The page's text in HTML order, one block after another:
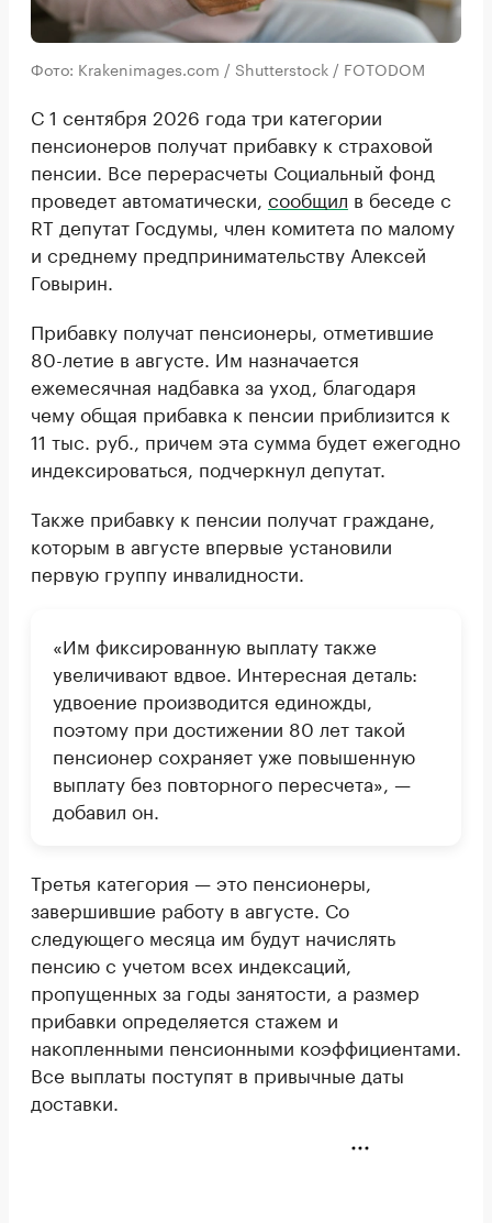
Фото: Krakenimages.com / Shutterstock / FOTODOM
С 1 сентября 2026 года три категории
пенсионеров получат прибавку к страховой
пенсии. Все перерасчеты Социальный фонд
проведет автоматически, сообщил в беседе с
RT депутат Госдумы, член комитета по малому
и среднему предпринимательству Алексей
Говырин.
Прибавку получат пенсионеры, отметившие
80-летие в августе. Им назначается
ежемесячная надбавка за уход, благодаря
чему общая прибавка к пенсии приблизится к
11 тыс. руб., причем эта сумма будет ежегодно
индексироваться, подчеркнул депутат.
Также прибавку к пенсии получат граждане,
которым в августе впервые установили
первую группу инвалидности.
«Им фиксированную выплату также
увеличивают вдвое. Интересная деталь:
удвоение производится единожды,
поэтому при достижении 80 лет такой
пенсионер сохраняет уже повышенную
выплату без повторного пересчета», —
добавил он.
Третья категория — это пенсионеры,
завершившие работу в августе. Со
следующего месяца им будут начислять
пенсию с учетом всех индексаций,
пропущенных за годы занятости, а размер
прибавки определяется стажем и
накопленными пенсионными коэффициентами.
Все выплаты поступят в привычные даты
доставки.